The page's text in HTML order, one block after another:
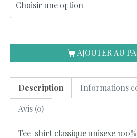
AJOUTER AU
Description
Informations
Avis (0)
Tee-shirt classique unisexe